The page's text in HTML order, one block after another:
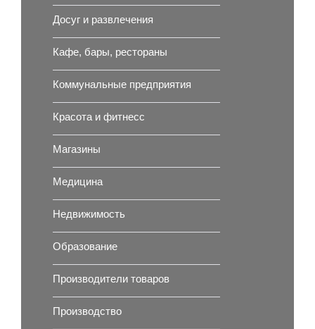
Досуг и развлечения
Кафе, бары, рестораны
Коммунальные предприятия
Красота и фитнесс
Магазины
Медицина
Недвижимость
Образование
Производители товаров
Производство